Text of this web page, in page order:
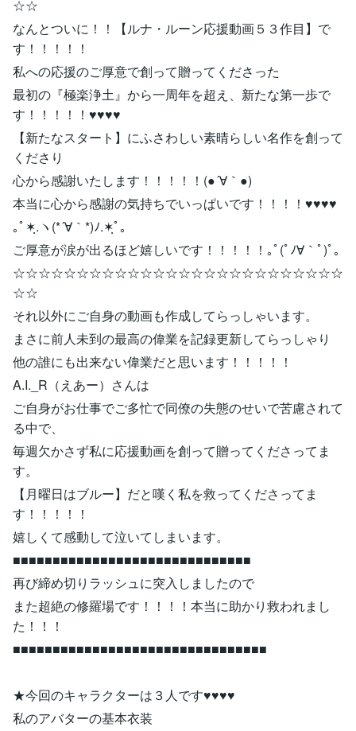
☆☆
なんとついに！！【ルナ・ルーン応援動画５３作目】で
す！！！！！
私への応援のご厚意で創って贈ってくださった
最初の『極楽浄土』から一周年を超え、新たな第一歩で
す！！！！！♥♥♥♥
【新たなスタート】にふさわしい素晴らしい名作を創って
くださり
心から感謝いたします！！！！！(●´∀｀●)
本当に心から感謝の気持ちでいっぱいです！！！！♥♥♥♥
｡ﾟ✶ฺ.ヽ(*´∀｀*)ﾉ.✶ฺﾟ｡
ご厚意が涙が出るほど嬉しいです！！！！！｡ﾟ(ﾟﾉ∀｀ﾟ)ﾟ｡
☆☆☆☆☆☆☆☆☆☆☆☆☆☆☆☆☆☆☆☆☆☆☆☆☆☆
☆☆
それ以外にご自身の動画も作成してらっしゃいます。
まさに前人未到の最高の偉業を記録更新してらっしゃり
他の誰にも出来ない偉業だと思います！！！！！
A.I._R（えあー）さんは
ご自身がお仕事でご多忙で同僚の失態のせいで苦慮されて
る中で、
毎週欠かさず私に応援動画を創って贈ってくださってま
す。
【月曜日はブルー】だと嘆く私を救ってくださってま
す！！！！！
嬉しくて感動して泣いてしまいます。
■■■■■■■■■■■■■■■■■■■■■■■■■■■■■■
再び締め切りラッシュに突入しましたので
また超絶の修羅場です！！！！本当に助かり救われまし
た！！！
■■■■■■■■■■■■■■■■■■■■■■■■■■■■■■■■
★今回のキャラクターは３人です♥♥♥♥
私のアバターの基本衣装